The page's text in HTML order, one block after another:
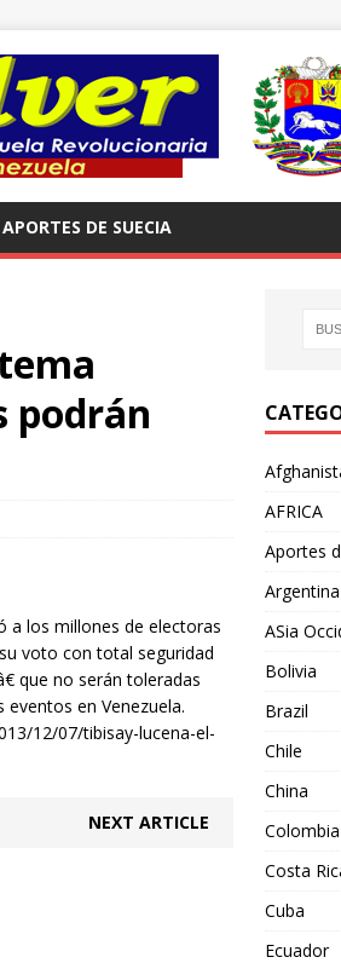
APORTES DE SUECIA
podrán
a los millones de electoras
voto con total seguridad
que no serán toleradas
en Venezuela.
12/07/tibisay-lucena-el-
NEXT ARTICLE
AFRICA
Aportes
Argentina
ASia
Bolivia
Brazil
Chile
China
Colombia
Costa
Cuba
Ecuador